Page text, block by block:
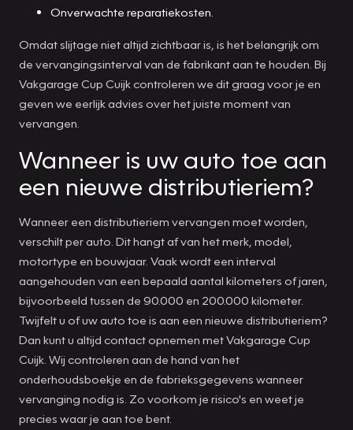
Onverwachte reparatiekosten.
Omdat slijtage niet altijd zichtbaar is, is het belangrijk om
de vervangingsinterval van de fabrikant aan te houden. Bij
Vakgarage Cup Cuijk controleren we dit graag voor je en
geven we eerlijk advies over het juiste moment van
vervangen.
Wanneer is uw auto toe aan
een nieuwe distributieriem?
Wanneer een distributieriem vervangen moet worden,
verschilt per auto. Dit hangt af van het merk, model,
motortype en bouwjaar. Vaak wordt een interval
aangehouden van een bepaald aantal kilometers of jaren,
bijvoorbeeld tussen de 90.000 en 200.000 kilometer.
Twijfelt u of uw auto toe is aan een nieuwe distributieriem?
Dan kunt u altijd contact opnemen met Vakgarage Cup
Cuijk. Wij controleren aan de hand van het
onderhoudsboekje en de fabrieksgegevens wanneer
vervanging nodig is. Zo voorkom je risico's en weet je
precies waar je aan toe bent.